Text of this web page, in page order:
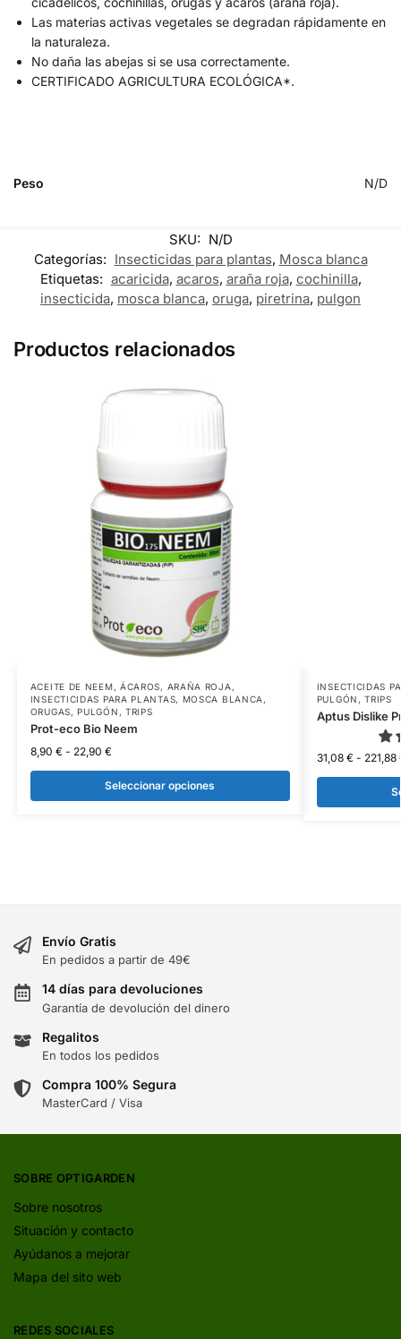
Las materias activas vegetales se degradan rápidamente en
la naturaleza.
No daña las abejas si se usa correctamente.
CERTIFICADO AGRICULTURA ECOLÓGICA*.
Peso N/D
SKU: N/D
Categorías: Insecticidas para plantas, Mosca blanca
Etiquetas: acaricida, acaros, araña roja, cochinilla,
insecticida, mosca blanca, oruga, piretrina, pulgon
Productos relacionados
ACEITE DE NEEM, ÁCAROS, ARAÑA ROJA ,
INSECTICIDAS PARA PLANTAS, MOSCA BLANCA ,
ORUGAS,PULGÓN , TRIPS
Prot-eco Bio Neem
8,90 € - 22,90 €
Seleccionar opciones
INSECTICIDAS
PULGÓN ,TRIPS
Aptus Dislike
31,08 € - 221,88
Envío Gratis
En pedidos a partir de 49€
14 días para devoluciones
Garantía de devolución del dinero
Regalitos
En todos los pedidos
Compra 100% Segura
MasterCard / Visa
SOBRE OPTIGARDEN
Sobre nosotros
Situación y contacto
Ayúdanos a mejorar
Mapa del sito web
REDES SOCIALES